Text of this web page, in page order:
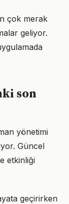
çok merak
geliyor.
son
yönetimi
Güncel
etkinliği
geçirirken